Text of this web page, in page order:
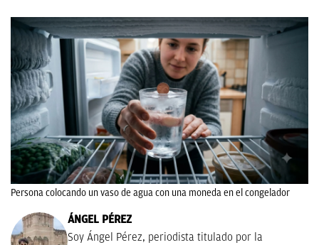
Persona colocando un vaso de agua con una moneda en el congelador
ÁNGEL PÉREZ
Soy Ángel Pérez, periodista titulado por la